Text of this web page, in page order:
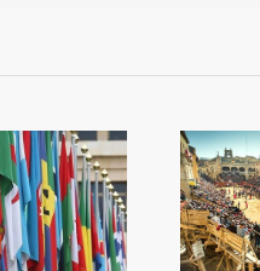
La plaça de bous, un
tresor per mostrar